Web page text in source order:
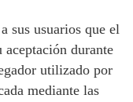
sus usuarios que el
aceptación durante
utilizado por
mediante las